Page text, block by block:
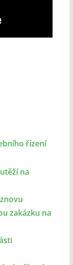
řízení
na
zakázku na